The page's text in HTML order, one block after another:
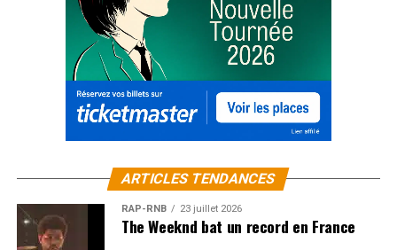
ARTICLES TENDANCES
RAP-RNB 23 juillet 2026
The Weeknd bat un record en France